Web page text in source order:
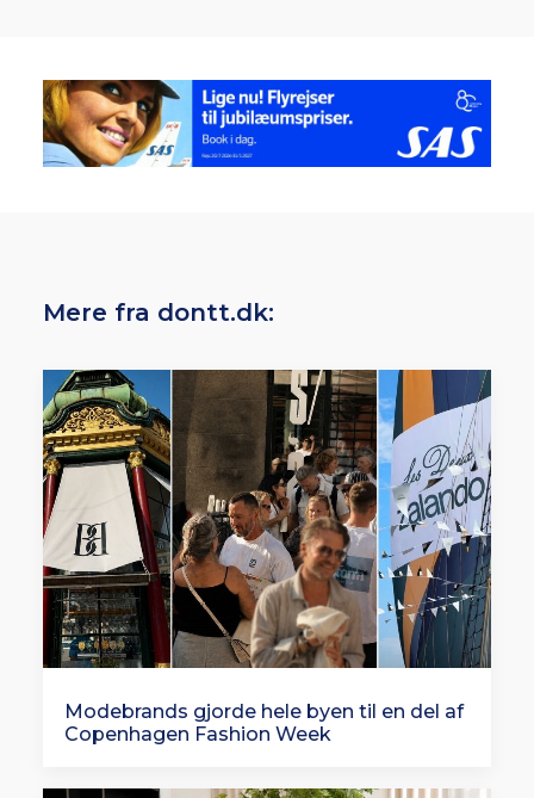
Mere fra dontt.dk:
Modebrands gjorde hele byen til en del af
Copenhagen Fashion Week